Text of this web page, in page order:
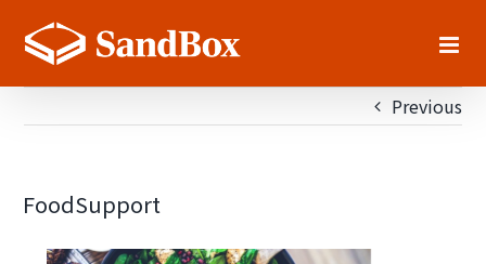
content
Previous
FoodSupport